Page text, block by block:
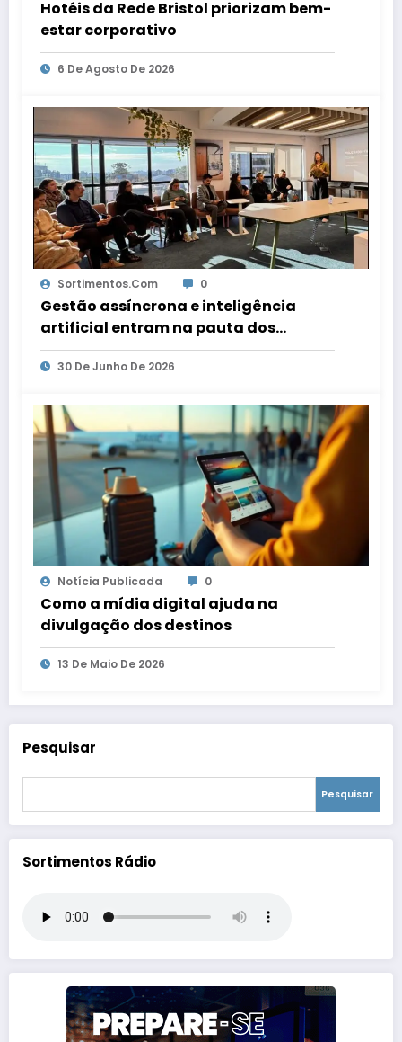
Hotéis da Rede Bristol priorizam bem-
estar corporativo
6 De Agosto De 2026
Sortimentos.com 0
Gestão assíncrona e inteligência
artificial entram na pauta dos
escritórios de arquitetura gaúchos
30 De Junho De 2026
Notícia Publicada 0
Como a mídia digital ajuda na
divulgação dos destinos
13 De Maio De 2026
Pesquisar
Pesquisar
Sortimentos Rádio